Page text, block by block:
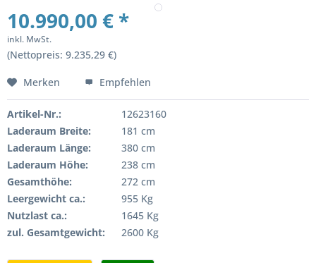
10.990,00 € *
inkl. MwSt.
(Nettopreis: 9.235,29 €)
Merken Empfehlen
Artikel-Nr.:
12623160
Laderaum Breite:
181 cm
Laderaum Länge:
380 cm
Laderaum Höhe:
238 cm
Gesamthöhe:
272 cm
Leergewicht ca.:
955 Kg
Nutzlast ca.:
1645 Kg
zul. Gesamtgewicht:
2600 Kg